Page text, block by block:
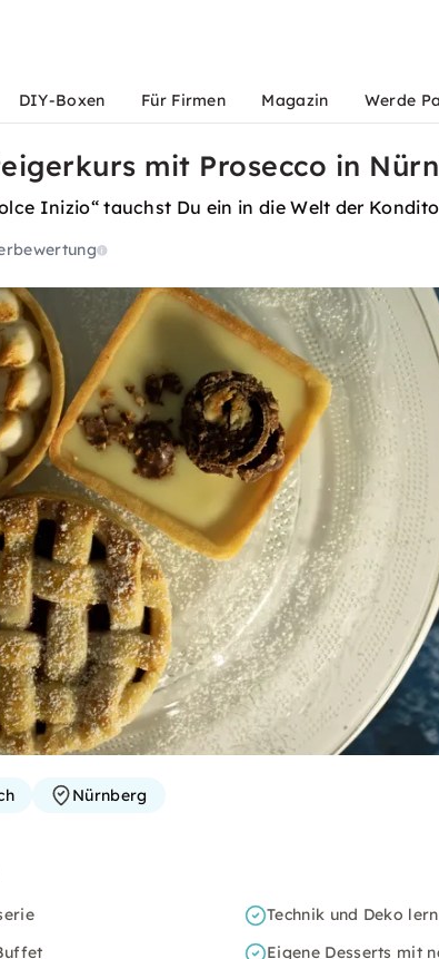
DIY-Boxen Für Firmen Magazin Werde
mit Prosecco in
Inizio“ tauchst Du ein in die Welt der
Nürnberg
Technik und Deko
Eigene Desserts mit